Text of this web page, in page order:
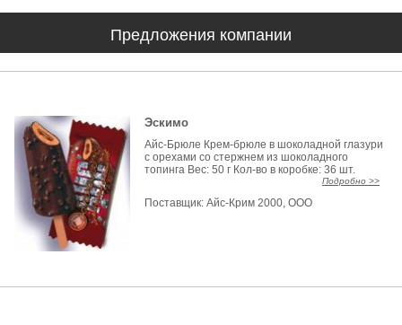
Предложения компании
Эскимо
Айс-Брюле Крем-брюле в шоколадной глазури
с орехами со стержнем из шоколадного
топинга Вес: 50 г Кол-во в коробке: 36 шт.
Подробно >>
Поставщик:Айс-Крим 2000, ООО